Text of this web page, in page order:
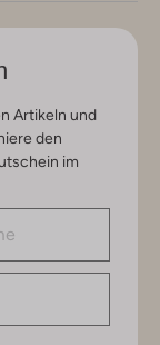
Artikeln und
den
im